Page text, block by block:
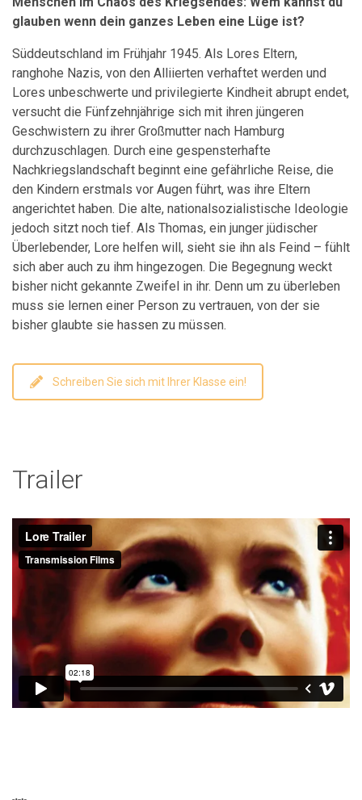
glauben wenn dein ganzes Leben eine Lüge ist?
Süddeutschland im Frühjahr 1945. Als Lores Eltern,
ranghohe Nazis, von den Alliierten verhaftet werden und
Lores unbeschwerte und privilegierte Kindheit abrupt endet,
versucht die Fünfzehnjährige sich mit ihren jüngeren
Geschwistern zu ihrer Großmutter nach Hamburg
durchzuschlagen. Durch eine gespensterhafte
Nachkriegslandschaft beginnt eine gefährliche Reise, die
den Kindern erstmals vor Augen führt, was ihre Eltern
angerichtet haben. Die alte, nationalsozialistische Ideologie
jedoch sitzt noch tief. Als Thomas, ein junger jüdischer
Überlebender, Lore helfen will, sieht sie ihn als Feind – fühlt
sich aber auch zu ihm hingezogen. Die Begegnung weckt
bisher nicht gekannte Zweifel in ihr. Denn um zu überleben
muss sie lernen einer Person zu vertrauen, von der sie
bisher glaubte sie hassen zu müssen.
Schreiben Sie sich mit Ihrer Klasse ein!
Trailer